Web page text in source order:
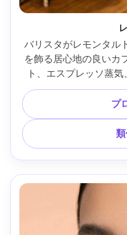
バリスタがレモンタル
を飾る居心地の良いカ
ト、エスプレッソ蒸
T5 33mm f/1.4で撮影
ボケ、フォトリアプ